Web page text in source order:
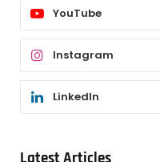
YouTube
Instagram
LinkedIn